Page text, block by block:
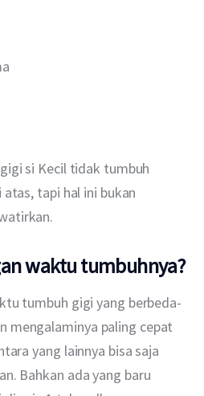
si Kecil tidak tumbuh
tapi hal ini bukan
waktu tumbuhnya?
tumbuh gigi yang berbeda-
mengalaminya paling cepat
yang lainnya bisa saja
Bahkan ada yang baru